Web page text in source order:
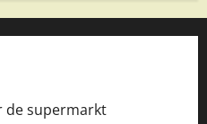
de supermarkt